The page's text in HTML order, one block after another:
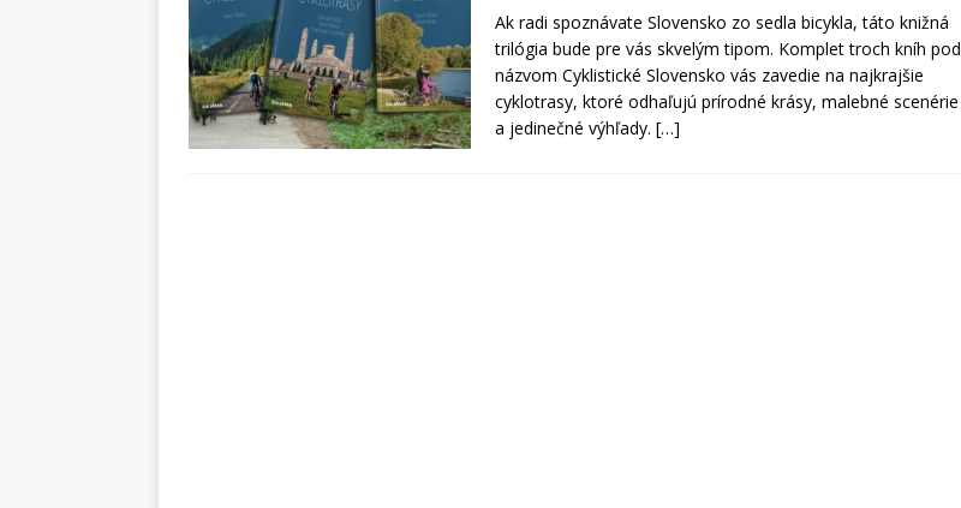
Ak radi spoznávate Slovensko zo sedla bicykla, táto knižná
trilógia bude pre vás skvelým tipom. Komplet troch kníh pod
názvom Cyklistické Slovensko vás zavedie na najkrajšie
cyklotrasy, ktoré odhaľujú prírodné krásy, malebné scenérie
a jedinečné výhľady. […]